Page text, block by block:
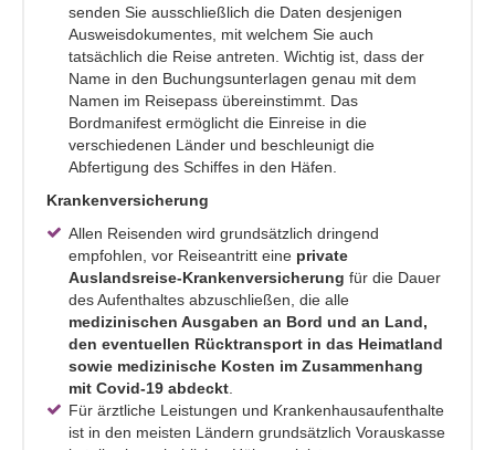
senden Sie ausschließlich die Daten desjenigen
Ausweisdokumentes, mit welchem Sie auch
tatsächlich die Reise antreten. Wichtig ist, dass der
Name in den Buchungsunterlagen genau mit dem
Namen im Reisepass übereinstimmt. Das
Bordmanifest ermöglicht die Einreise in die
verschiedenen Länder und beschleunigt die
Abfertigung des Schiffes in den Häfen.
Krankenversicherung
Allen Reisenden wird grundsätzlich dringend
empfohlen, vor Reiseantritt eine private
Auslandsreise-Krankenversicherung für die Dauer
des Aufenthaltes abzuschließen, die alle
medizinischen Ausgaben an Bord und an Land,
den eventuellen Rücktransport in das Heimatland
sowie medizinische Kosten im Zusammenhang
mit Covid-19 abdeckt
Für ärztliche Leistungen und Krankenhausaufenthalte
ist in den meisten Ländern grundsätzlich Vorauskasse